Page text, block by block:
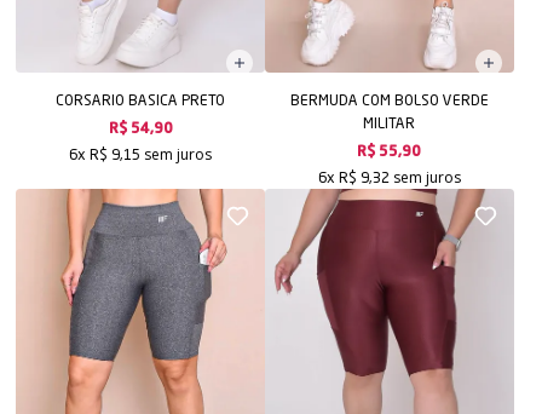
CORSARIO BASICA PRETO
R$ 54,90
6x R$ 9,15 sem juros
BERMUDA COM BOLSO VERDE
MILITAR
R$ 55,90
6x R$ 9,32 sem juros